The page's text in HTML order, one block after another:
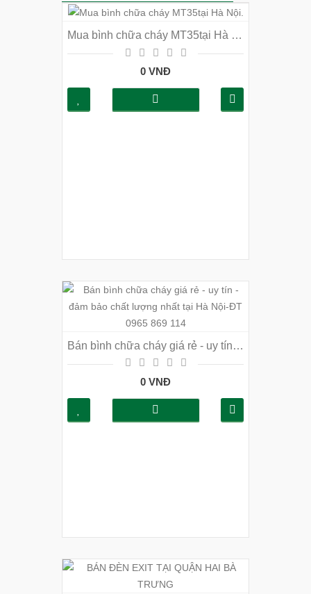
Mua bình chữa cháy MT35tại Hà Nội.
0 VNĐ
Bán bình chữa cháy giá rẻ - uy tín - đảm bảo chất lượng nhất tại Hà Nội-ĐT 0965 869 114
0 VNĐ